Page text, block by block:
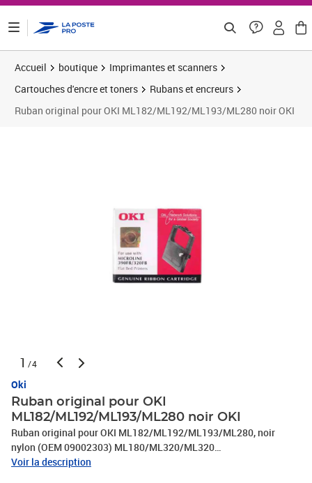
Accueil boutique
Imprimantes et scanners
Cartouches d'encre et toners
Rubans et encreurs
Ruban original pour OKI ML182/ML192/ML193/ML280 noir OKI
1 /4
Oki
Ruban original pour OKI
ML182/ML192/ML193/ML280 noir OKI
Ruban original pour OKI ML182/ML192/ML193/ML280, noir
nylon (OEM 09002303) ML180/ML320/ML320
Elite/ML321/ML321 Elite/ML3320/ML3321 ML 183/Okimate
Voir la description